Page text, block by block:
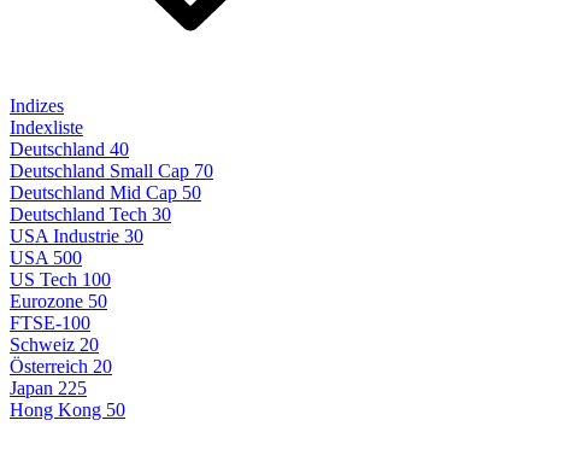
Indizes
Indexliste
Deutschland 40
Deutschland Small Cap 70
Deutschland Mid Cap 50
Deutschland Tech 30
USA Industrie 30
USA 500
US Tech 100
Eurozone 50
FTSE-100
Schweiz 20
Österreich 20
Japan 225
Hong Kong 50